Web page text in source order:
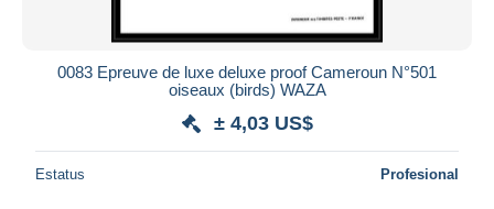
0083 Epreuve de luxe deluxe proof Cameroun N°501
oiseaux (birds) WAZA
± 4,03 US$
Estatus Profesional